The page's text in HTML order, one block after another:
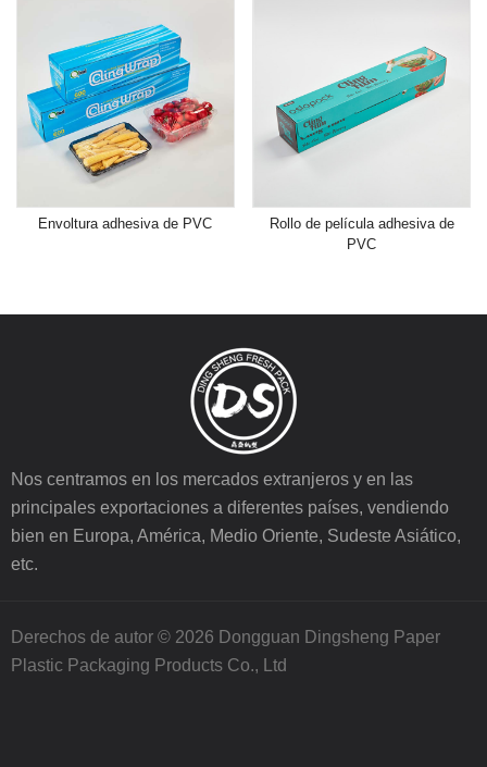
Envoltura adhesiva de PVC
Rollo de película adhesiva de
PVC
Nos centramos en los mercados extranjeros y en las
principales exportaciones a diferentes países, vendiendo
bien en Europa, América, Medio Oriente, Sudeste Asiático,
etc.
Derechos de autor © 2026 Dongguan Dingsheng Paper
Plastic Packaging Products Co., Ltd